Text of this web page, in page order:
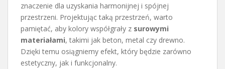
znaczenie dla uzyskania harmonijnej i spójnej
przestrzeni. Projektując taką przestrzeń, warto
pamiętać, aby kolory współgrały z surowymi
materiałami, takimi jak beton, metal czy drewno.
Dzięki temu osiągniemy efekt, który będzie zarówno
estetyczny, jak i funkcjonalny.